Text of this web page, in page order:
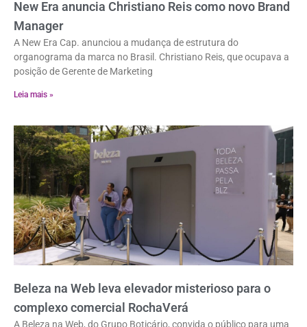
New Era anuncia Christiano Reis como novo Brand
Manager
A New Era Cap. anunciou a mudança de estrutura do
organograma da marca no Brasil. Christiano Reis, que ocupava a
posição de Gerente de Marketing
Leia mais »
Beleza na Web leva elevador misterioso para o
complexo comercial RochaVerá
A Beleza na Web, do Grupo Boticário, convida o público para uma